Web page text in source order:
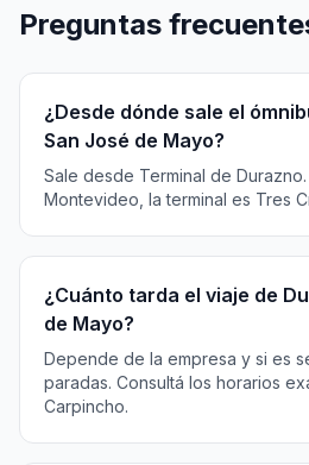
Preguntas
¿Desde dónde sale el
San José de Mayo?
Sale desde Terminal de
Montevideo, la terminal es Tres
¿Cuánto tarda el viaje de
de Mayo?
Depende de la empresa y si es
paradas. Consultá los horarios
Carpincho.